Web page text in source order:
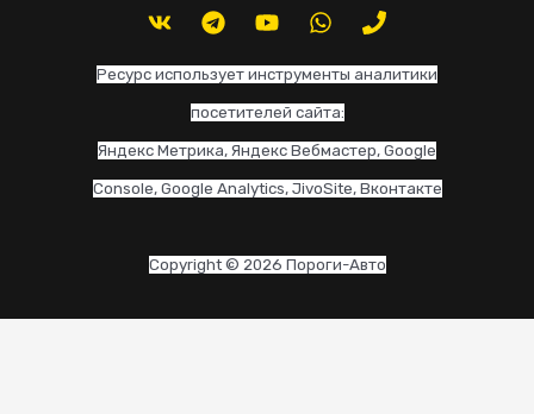
Ресурс использует инструменты аналитики
посетителей сайта:
Яндекс Метрика, Яндекс Вебмастер, Google
Console, Google Analytics, JivoSite, Вконтакте
Copyright © 2026 Пороги-Авто